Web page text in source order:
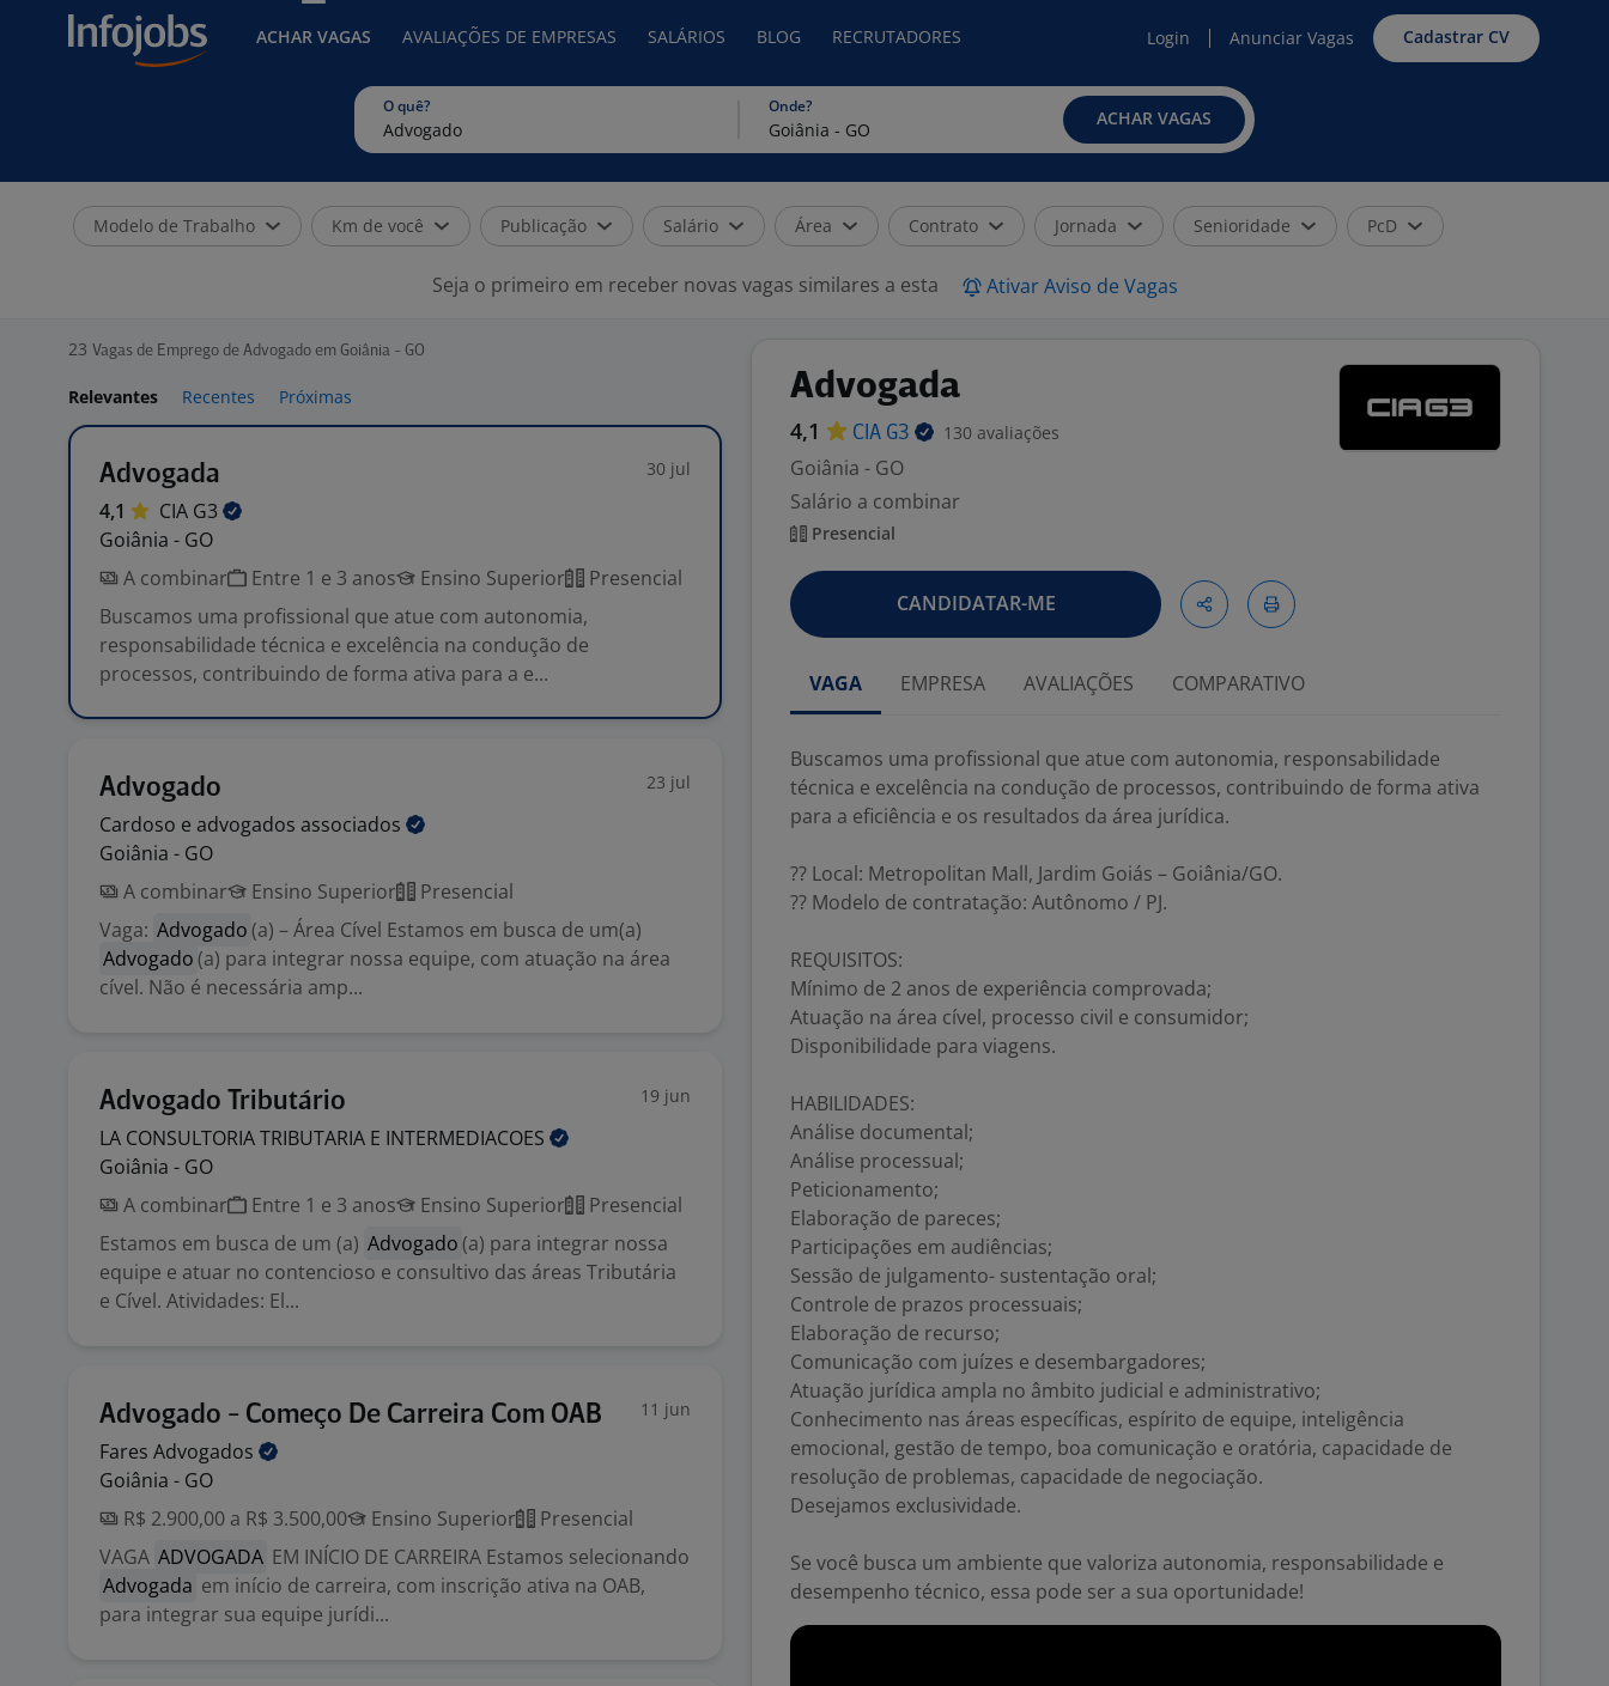
ACHAR VAGAS AVALIAÇÕES DE EMPRESAS SALÁRIOS BLOG RECRUTADORES Login Anunciar Vagas Cadastrar CV
O quê? Onde?
ACHAR VAGAS
Modelo de Trabalho Km de você Publicação Salário Área Contrato Jornada Senioridade PcD
Seja o primeiro em receber novas vagas similares a esta Ativar Aviso de Vagas
23 Vagas de Emprego de Advogado em Goiânia - GO
Relevantes Recentes Próximas
Advogada 30 jul
4,1 CIA G3
Goiânia - GO
A combinar
Entre 1 e 3 anos Ensino Superior
Presencial
Buscamos uma profissional que atue com autonomia,
responsabilidade técnica e excelência na condução de
processos, contribuindo de forma ativa para a e...
Advogado 23 jul
Cardoso e advogados associados
Goiânia - GO
A combinar
Ensino Superior
Presencial
Vaga: Advogado(a) – Área Cível Estamos em busca de um(a)
Advogado(a) para integrar nossa equipe, com atuação na área
cível. Não é necessária amp...
Advogado Tributário 19 jun
LA CONSULTORIA TRIBUTARIA E INTERMEDIACOES
Goiânia - GO
A combinar
Entre 1 e 3 anos Ensino Superior
Presencial
Estamos em busca de um (a) Advogado(a) para integrar nossa
equipe e atuar no contencioso e consultivo das áreas Tributária
e Cível. Atividades: El...
Advogado - Começo De Carreira Com OAB 11 jun
Fares Advogados
Goiânia - GO
R$ 2.900,00 a R$ 3.500,00
Ensino Superior
Presencial
VAGA ADVOGADA EM INÍCIO DE CARREIRA Estamos selecionando
Advogada em início de carreira, com inscrição ativa na OAB,
para integrar sua equipe jurídi...
Advogada
4,1 CIA G3 130 avaliações
Goiânia - GO
Salário a combinar
Presencial
CANDIDATAR-ME
VAGA EMPRESA AVALIAÇÕES COMPARATIVO
Buscamos uma profissional que atue com autonomia, responsabilidade
técnica e excelência na condução de processos, contribuindo de forma ativa
para a eficiência e os resultados da área jurídica.
?? Local: Metropolitan Mall, Jardim Goiás – Goiânia/GO.
?? Modelo de contratação: Autônomo / PJ.
REQUISITOS:
Mínimo de 2 anos de experiência comprovada;
Atuação na área cível, processo civil e consumidor;
Disponibilidade para viagens.
HABILIDADES:
Análise documental;
Análise processual;
Peticionamento;
Elaboração de pareces;
Participações em audiências;
Sessão de julgamento- sustentação oral;
Controle de prazos processuais;
Elaboração de recurso;
Comunicação com juízes e desembargadores;
Atuação jurídica ampla no âmbito judicial e administrativo;
Conhecimento nas áreas específicas, espírito de equipe, inteligência
emocional, gestão de tempo, boa comunicação e oratória, capacidade de
resolução de problemas, capacidade de negociação.
Desejamos exclusividade.
Se você busca um ambiente que valoriza autonomia, responsabilidade e
desempenho técnico, essa pode ser a sua oportunidade!